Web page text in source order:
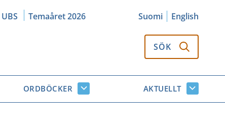
Temaåret 2026 Suomi
English
SÖK
ORDBÖCKER
Ordböcker
undersidor
AKTUELLT
Aktuellt